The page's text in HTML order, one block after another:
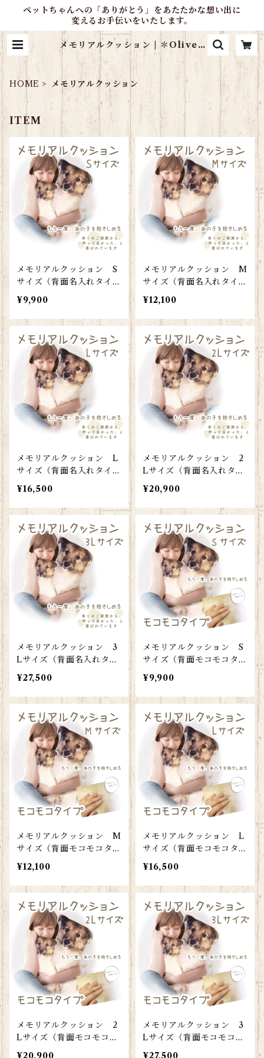
ペットちゃんへの「ありがとう」をあたたかな想い出に
変えるお手伝いをいたします。
メモリアルクッション | ＊OliveP
etlifeSupport＊オンラインショ
ップ
HOME
メモリアルクッション
ITEM
メモリアルクッション S
サイズ（背面名入れタイ
プ）
¥9,900
メモリアルクッション M
サイズ（背面名入れタイ
プ）
¥12,100
メモリアルクッション L
サイズ（背面名入れタイ
プ）
¥16,500
メモリアルクッション 2
Lサイズ（背面名入れタイ
プ）
¥20,900
メモリアルクッション 3
Lサイズ（背面名入れタイ
プ）
¥27,500
メモリアルクッション S
サイズ（背面モコモコタイ
プ）
¥9,900
メモリアルクッション M
サイズ（背面モコモコタイ
プ）
¥12,100
メモリアルクッション L
サイズ（背面モコモコタイ
プ）
¥16,500
メモリアルクッション 2
Lサイズ（背面モコモコタ
イプ）
¥20,900
メモリアルクッション 3
Lサイズ（背面モコモコタ
イプ）
¥27,500